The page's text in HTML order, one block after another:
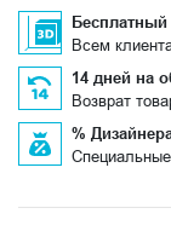
Бесплатный
Всем
14 дней на
Возврат
%